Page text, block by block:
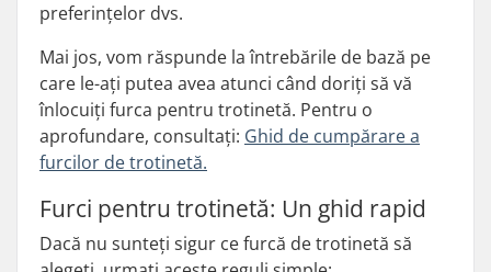
preferințelor dvs.
Mai jos, vom răspunde la întrebările de bază pe
care le-ați putea avea atunci când doriți să vă
înlocuiți furca pentru trotinetă. Pentru o
aprofundare, consultați: Ghid de cumpărare a
furcilor de trotinetă.
Furci pentru trotinetă: Un ghid rapid
Dacă nu sunteți sigur ce furcă de trotinetă să